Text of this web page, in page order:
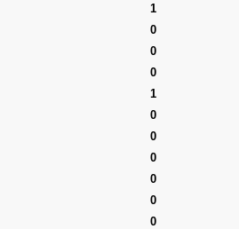
1
0
0
0
1
0
0
0
0
0
0